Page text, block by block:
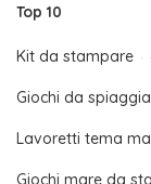
Top 10
Kit da stampare
Giochi da spiaggia
Lavoretti tema
Giochi mare da